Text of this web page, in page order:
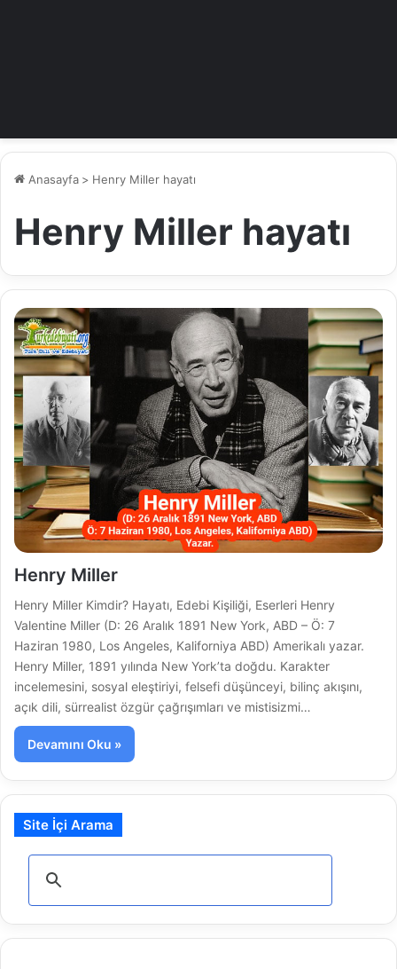
Anasayfa > Henry Miller hayatı
Henry Miller hayatı
Henry Miller
Henry Miller Kimdir? Hayatı, Edebi Kişiliği, Eserleri Henry
Valentine Miller (D: 26 Aralık 1891 New York, ABD – Ö: 7
Haziran 1980, Los Angeles, Kaliforniya ABD) Amerikalı yazar.
Henry Miller, 1891 yılında New York’ta doğdu. Karakter
incelemesini, sosyal eleştiriyi, felsefi düşünceyi, bilinç akışını,
açık dili, sürrealist özgür çağrışımları ve mistisizmi…
Devamını Oku »
Site İçi Arama